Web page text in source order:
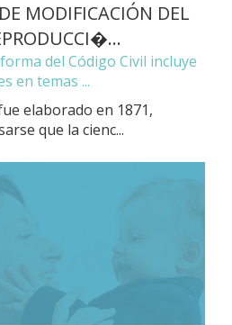
MODIFICACIÓN DEL
del Código Civil incluye
en temas ...
elaborado en 1871,
que la cienc...